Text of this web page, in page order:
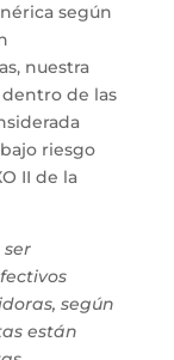
según
nuestra
de las
riesgo
II de la
según
están